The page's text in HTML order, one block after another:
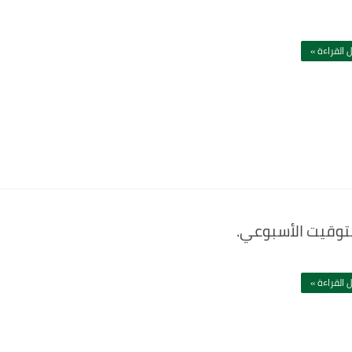
القراءة »
الأسبوعي.
القراءة »